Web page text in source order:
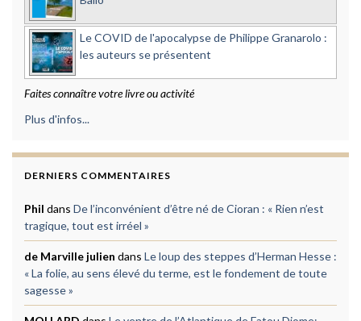
Le COVID de l'apocalypse de Philippe Granarolo :
les auteurs se présentent
Faites connaître votre livre ou activité
Plus d'infos...
DERNIERS COMMENTAIRES
Phil dans De l’inconvénient d’être né de Cioran : « Rien n’est
tragique, tout est irréel »
de Marville julien dans Le loup des steppes d’Herman Hesse :
« La folie, au sens élevé du terme, est le fondement de toute
sagesse »